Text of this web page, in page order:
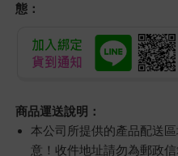
態：
商品運送說明：
本公司所提供的產品配送
意！收件地址請勿為郵政信